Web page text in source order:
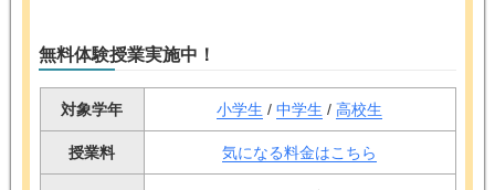
無料体験授業実施中！
対象学年 小学生 / 中学生 / 高校生
授業料 気になる料金はこちら